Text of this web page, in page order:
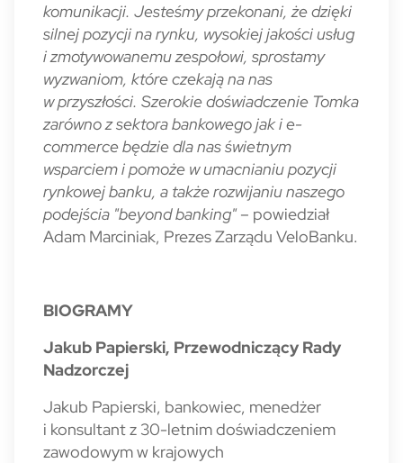
komunikacji. Jesteśmy przekonani, że dzięki
silnej pozycji na rynku, wysokiej jakości usług
i zmotywowanemu zespołowi, sprostamy
wyzwaniom, które czekają na nas
w przyszłości. Szerokie doświadczenie Tomka
zarówno z sektora bankowego jak i e-
commerce będzie dla nas świetnym
wsparciem i pomoże w umacnianiu pozycji
rynkowej banku, a także rozwijaniu naszego
podejścia "beyond banking"– powiedział
Adam Marciniak, Prezes Zarządu VeloBanku.
BIOGRAMY
Jakub Papierski, Przewodniczący Rady
Nadzorczej
Jakub Papierski, bankowiec, menedżer
i konsultant z 30-letnim doświadczeniem
zawodowym w krajowych